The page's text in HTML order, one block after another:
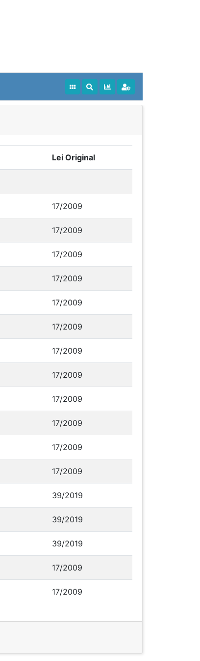
Lei Original
17/2009
17/2009
17/2009
17/2009
17/2009
17/2009
17/2009
17/2009
17/2009
17/2009
17/2009
17/2009
39/2019
39/2019
39/2019
17/2009
17/2009